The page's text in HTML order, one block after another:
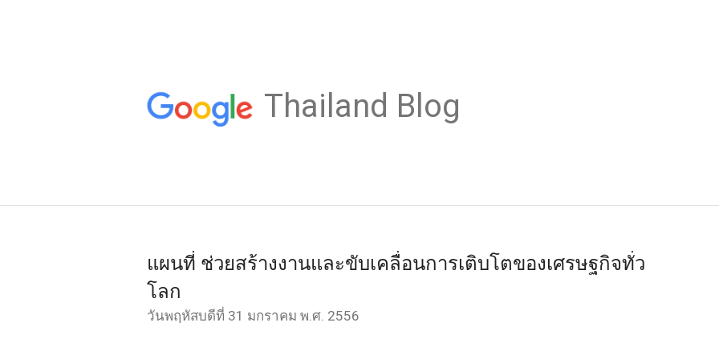
Thailand Blog
แผนที่ ช่วยสร้างงานและขับเคลื่อนการเติบโตของเศรษฐกิจทั่ว
โลก
วันพฤหัสบดีที่ 31 มกราคม พ.ศ. 2556